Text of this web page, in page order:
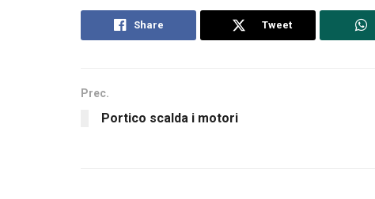
Share Tweet
Prec.
Portico scalda i motori